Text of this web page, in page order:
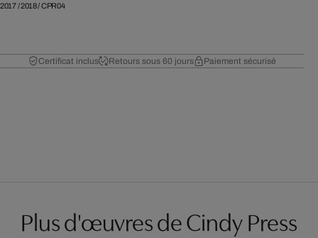
2017/2018/CPR04
Certificat inclus Retours sous 60 jours Paiement sécurisé
Plus d'œuvres de Cindy Press